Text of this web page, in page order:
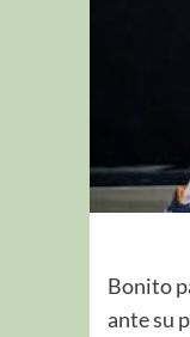
Bonito
ante su